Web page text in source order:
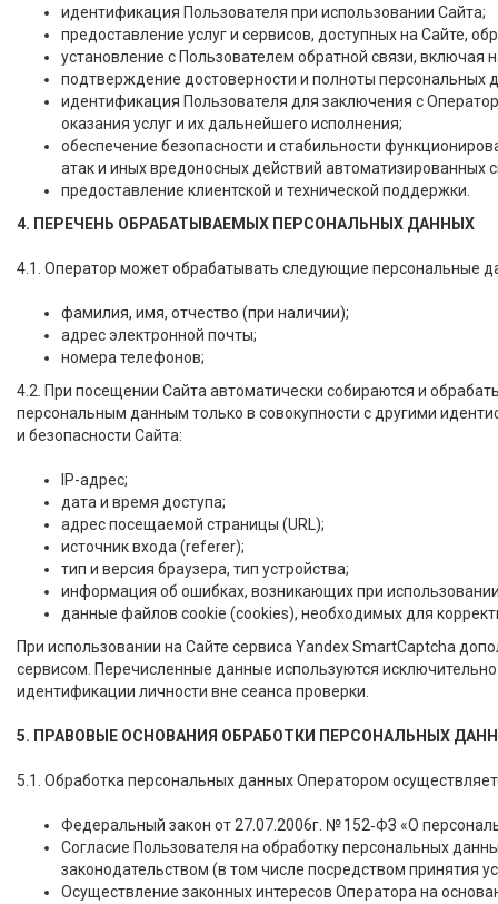
идентификация Пользователя при использовании Сайта;
предоставление услуг и сервисов, доступных на Сайте,
установление с Пользователем обратной связи, включая
подтверждение достоверности и полноты персональных
идентификация Пользователя для заключения с
оказания услуг и их дальнейшего исполнения;
обеспечение безопасности и стабильности
атак и иных вредоносных действий автоматизированных
предоставление клиентской и технической поддержки.
4. ПЕРЕЧЕНЬ ОБРАБАТЫВАЕМЫХ ПЕРСОНАЛЬНЫХ ДАННЫХ
4.1. Оператор может обрабатывать следующие персональные
фамилия, имя, отчество (при наличии);
адрес электронной почты;
номера телефонов;
4.2. При посещении Сайта автоматически собираются и
персональным данным только в совокупности с другими
и безопасности Сайта:
IP-адрес;
дата и время доступа;
адрес посещаемой страницы (URL);
источник входа (referer);
тип и версия браузера, тип устройства;
информация об ошибках, возникающих при
данные файлов cookie (cookies), необходимых для
При использовании на Сайте сервиса Yandex SmartCaptcha
сервисом. Перечисленные данные используются
идентификации личности вне сеанса проверки.
5. ПРАВОВЫЕ ОСНОВАНИЯ ОБРАБОТКИ ПЕРСОНАЛЬНЫХ
5.1. Обработка персональных данных Оператором
Федеральный закон от 27.07.2006г. № 152‑ФЗ «О
Согласие Пользователя на обработку персональных
законодательством (в том числе посредством принятия
Осуществление законных интересов Оператора на